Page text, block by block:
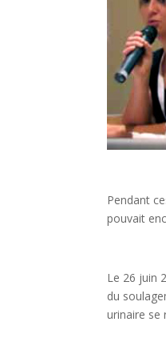
Pendant
pouvait
Le 26 juin
du
urinaire se